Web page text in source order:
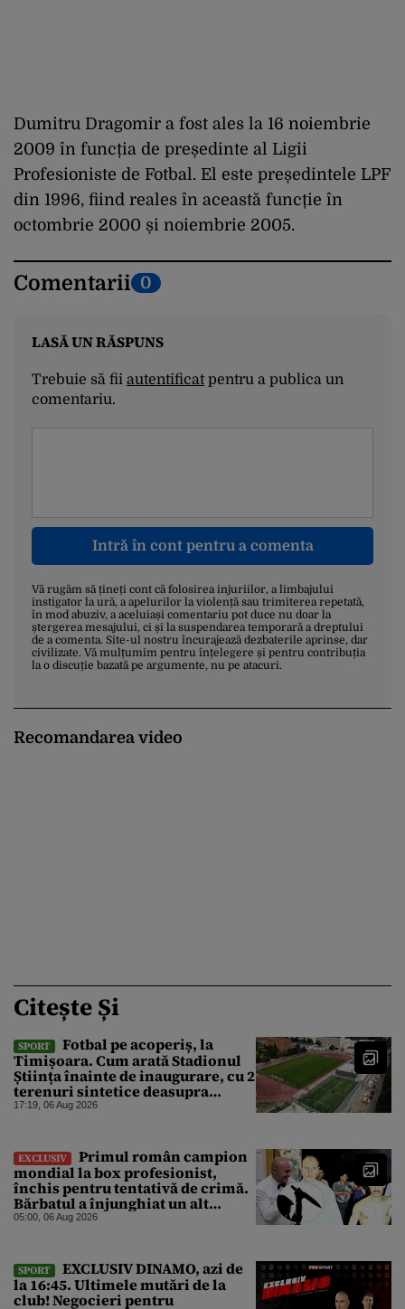
Dumitru Dragomir a fost ales la 16 noiembrie
2009 în funcția de președinte al Ligii
Profesioniste de Fotbal. El este președintele LPF
din 1996, fiind reales în această funcție în
octombrie 2000 și noiembrie 2005.
Comentarii 0
LASĂ UN RĂSPUNS
Trebuie să fii autentificatpentru a publica un
comentariu.
Intră în cont pentru a comenta
Vă rugăm să țineți cont că folosirea injuriilor, a limbajului
instigator la ură, a apelurilor la violență sau trimiterea repetată,
în mod abuziv, a aceluiași comentariu pot duce nu doar la
ștergerea mesajului, ci și la suspendarea temporară a dreptului
de a comenta. Site-ul nostru încurajează dezbaterile aprinse, dar
civilizate. Vă mulțumim pentru înțelegere și pentru contribuția
la o discuție bazată pe argumente, nu pe atacuri.
Recomandarea video
Citește Și
SPORT
Fotbal pe acoperiș, la
Timișoara. Cum arată Stadionul
Știința înainte de inaugurare, cu 2
terenuri sintetice deasupra
tribunei
17:19, 06 Aug 2026
EXCLUSIV
Primul român campion
mondial la box profesionist,
închis pentru tentativă de crimă.
Bărbatul a înjunghiat un alt
interlop periculos
05:00, 06 Aug 2026
SPORT
EXCLUSIV DINAMO, azi de
la 16:45. Ultimele mutări de la
club! Negocieri pentru